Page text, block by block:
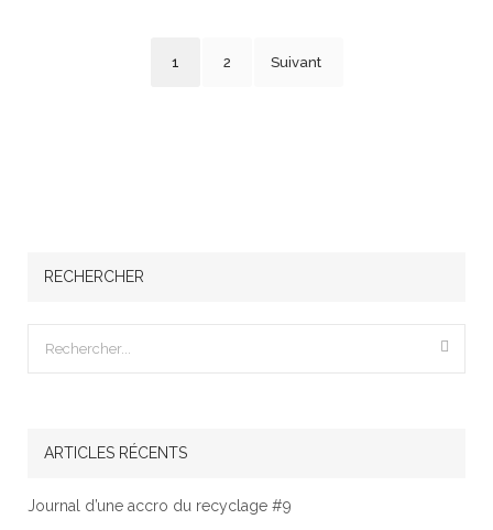
1 2 Suivant
RECHERCHER
ARTICLES RÉCENTS
Journal d’une accro du recyclage #9